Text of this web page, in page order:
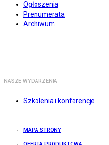
Ogłoszenia
Prenumerata
Archiwum
NASZE WYDARZENIA
Szkolenia i konferencje
MAPA STRONY